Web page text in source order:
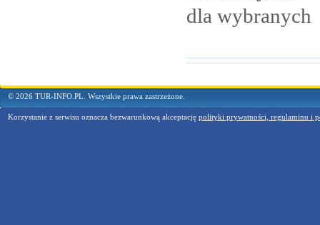
dla wybranych
© 2026 TUR-INFO.PL. Wszystkie prawa zastrzeżone.
Korzystanie z serwisu oznacza bezwarunkową akceptację polityki prywatności, regulaminu i